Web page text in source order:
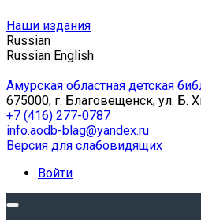
Наши издания
Russian
Russian English
Амурская областная детская
675000, г. Благовещенск, ул. Б.
+7 (416) 277-0787
info.aodb-blag@yandex.ru
Версия для слабовидящих
Войти